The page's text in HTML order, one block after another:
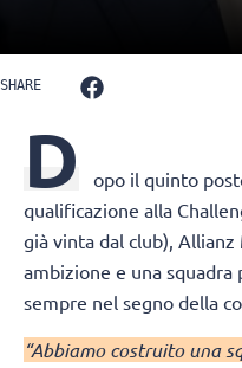
SHARE
D
opo il quinto
qualificazione alla
già vinta dal club),
ambizione e una
sempre nel segno della
“Abbiamo costruito una